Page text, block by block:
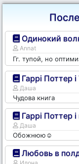
Одинокий
Annat
Гг. тупой, но
Гаррі Поттер
Даша
Чудова книга
Гаррі Поттер
Даша
Обожнюю☺️
Любовь в